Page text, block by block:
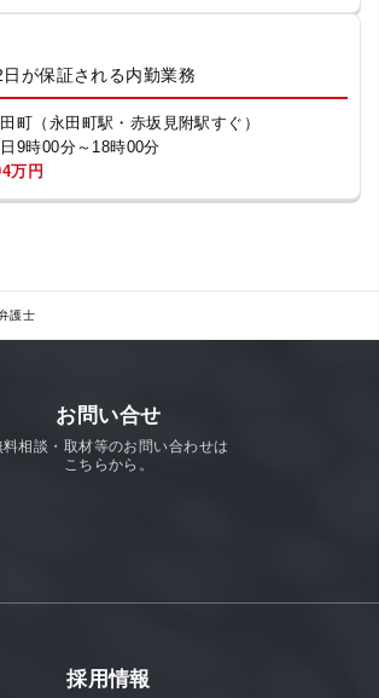
が保証される内勤業務
町（永田町駅・赤坂見附駅すぐ）
9時00分～18時00分
万円
護士
お問い合せ
料相談・取材等のお問い合わせは
こちらから。
採用情報